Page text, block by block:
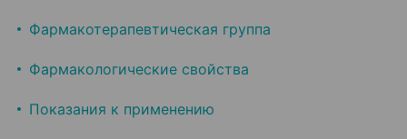
Фармакотерапевтическая группа
Фармакологические свойства
Показания к применению